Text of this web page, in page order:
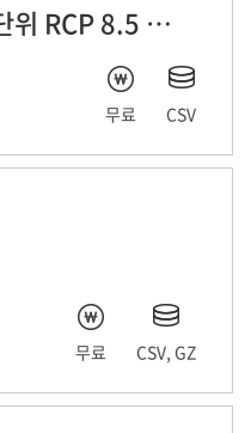
아시아 미래 기상 일단위 RCP 8.5 자료
무료 CSV
무료 CSV, GZ